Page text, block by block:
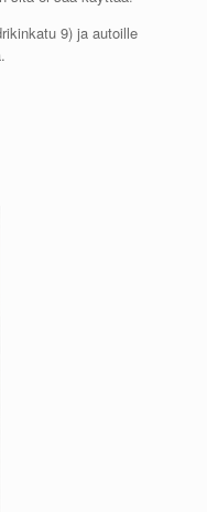
9) ja autoille